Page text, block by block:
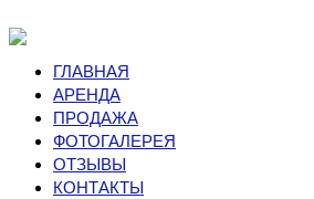
ГЛАВНАЯ
АРЕНДА
ПРОДАЖА
ФОТОГАЛЕРЕЯ
ОТЗЫВЫ
КОНТАКТЫ